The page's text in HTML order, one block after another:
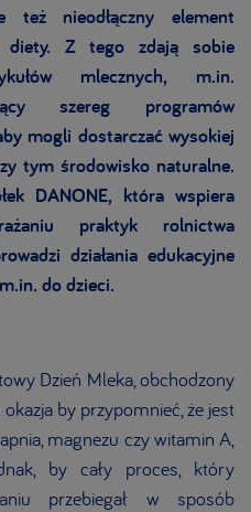
nieodłączny element
diety. Z tego zdają sobie
mlecznych, m.in.
szereg programów
mogli dostarczać wysokiej
tym środowisko naturalne.
DANONE, która wspiera
praktyk rolnictwa
działania edukacyjne
do dzieci.
Dzień Mleka, obchodzony
by przypomnieć, że jest
magnezu czy witamin A,
by cały proces, który
przebiegał w sposób